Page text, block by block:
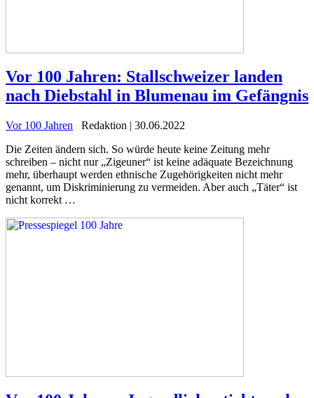
Vor 100 Jahren: Stallschweizer landen
nach Diebstahl in Blumenau im Gefängnis
Vor 100 Jahren
Redaktion | 30.06.2022
Die Zeiten ändern sich. So würde heute keine Zeitung mehr
schreiben – nicht nur „Zigeuner“ ist keine adäquate Bezeichnung
mehr, überhaupt werden ethnische Zugehörigkeiten nicht mehr
genannt, um Diskriminierung zu vermeiden. Aber auch „Täter“ ist
nicht korrekt …